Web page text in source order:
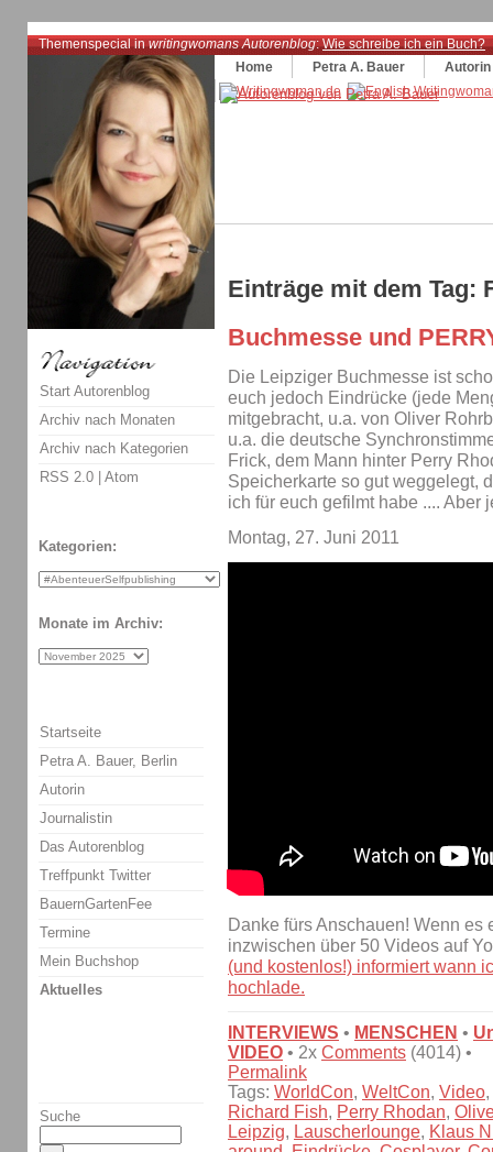
Themenspecial inwritingwomans Autorenblog:Wie schreibe ich ein Buch?
Home
Petra A. Bauer Autorin
Einträge mit dem Tag:
Buchmesse und
Die Leipziger Buchmesse ist
euch jedoch Eindrücke (jede
mitgebracht, u.a. von Oliver
u.a. die deutsche
Frick, dem Mann hinter Perry
Speicherkarte so gut weggelegt,
ich für euch gefilmt habe .... Aber
Montag, 27. Juni 2011
Danke fürs Anschauen! Wenn es
inzwischen über 50 Videos auf
(und kostenlos!) informiert wann
hochlade.
INTERVIEWS • MENSCHEN •
VIDEO • 2x Comments (4014) •
Permalink
Tags: WorldCon, WeltCon, Video,
Richard Fish, Perry Rhodan,
Leipzig, Lauscherlounge, Klaus
Start Autorenblog
Archiv nach Monaten
Archiv nach Kategorien
RSS 2.0 | Atom
Kategorien:
Monate im Archiv:
Startseite
Petra A. Bauer, Berlin
Autorin
Journalistin
Das Autorenblog
Treffpunkt Twitter
BauernGartenFee
Termine
Mein Buchshop
Aktuelles
Suche